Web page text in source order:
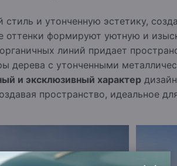
и утонченную эстетику,
оттенки формируют уютную и
линий придает
дерева с утонченными
и эксклюзивный характер
пространство, идеальное